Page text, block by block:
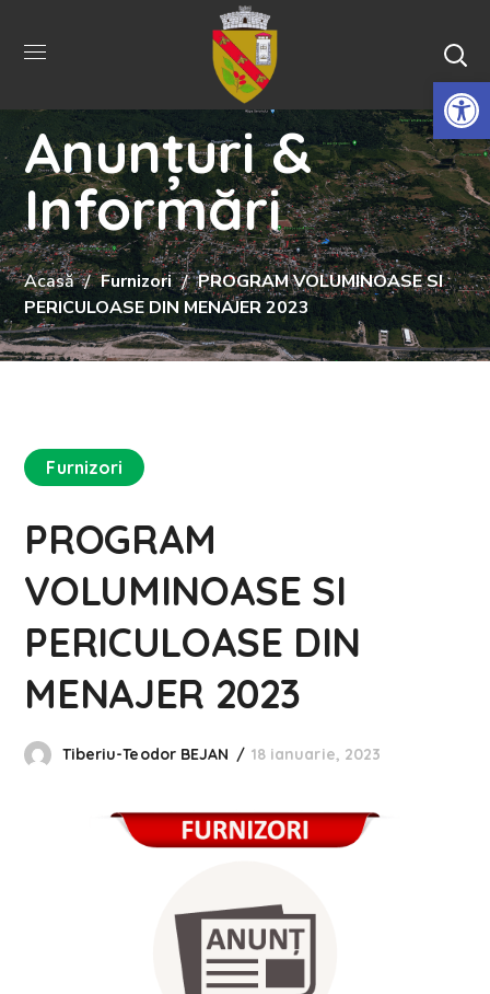
Anunțuri &
Informări
Acasă Furnizori
PROGRAM VOLUMINOASE SI
PERICULOASE DIN MENAJER 2023
Furnizori
PROGRAM
VOLUMINOASE SI
PERICULOASE DIN
MENAJER 2023
Tiberiu-Teodor BEJAN 18 ianuarie, 2023